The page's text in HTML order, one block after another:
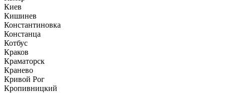
Киев
Кишинев
Константиновка
Констанца
Котбус
Краков
Краматорск
Кранево
Кривой Рог
Кропивницкий